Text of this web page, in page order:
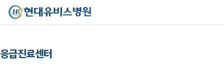
응급진료센터